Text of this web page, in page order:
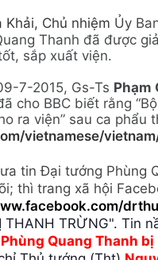
Khải, Chủ nhiệm Ủy
Thanh đã được
sắp xuất viện.
7-2015, Gs-Ts Phạm
cho BBC biết rằng
ra viện” sau ca phẩu
vietnamese/
tin Đại tướng Phùng
thì trang xã hội
THANH TRỪNG". Tin
Quang Thanh